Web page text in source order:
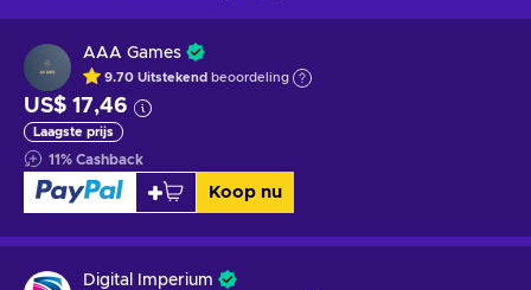
AAA Games
9.70 Uitstekend beoordeling
US$ 17,46
Laagste prijs
11% Cashback
Koop nu
Digital Imperium